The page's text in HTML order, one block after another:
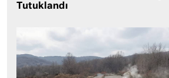
Tutuklandı